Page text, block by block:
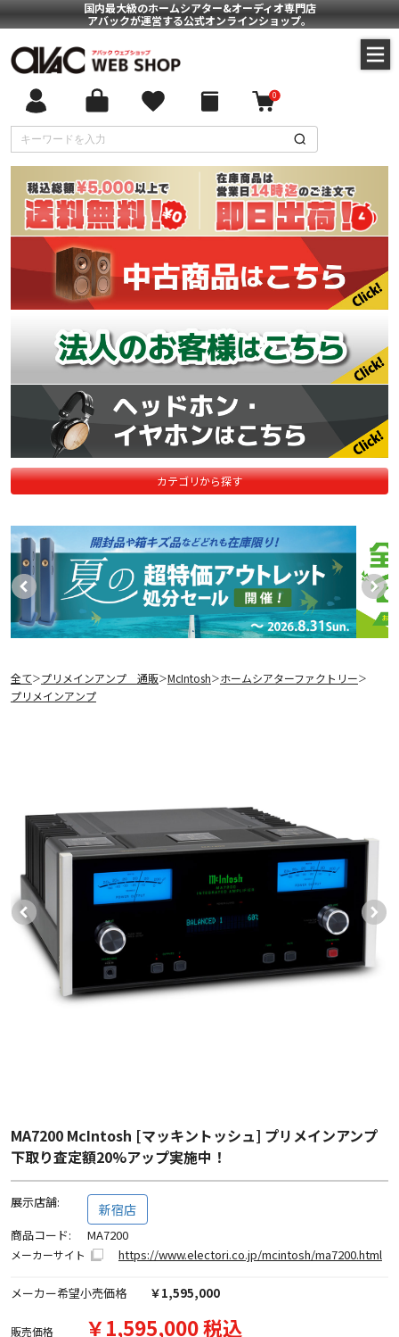
国内最大級のホームシアター&オーディオ専門店
アバックが運営する公式オンラインショップ。
0
カテゴリから探す
全て＞プリメインアンプ 通販＞McIntosh＞ホームシアターファクトリー＞
プリメインアンプ
MA7200 McIntosh [マッキントッシュ] プリメインアンプ
下取り査定額20%アップ実施中！
展示店舗: 新宿店
商品コード: MA7200
メーカーサイト https://www.electori.co.jp/mcintosh/ma7200.html
メーカー希望小売価格 ￥1,595,000
販売価格 ￥1,595,000 税込